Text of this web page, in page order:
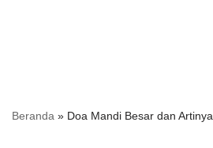
Beranda » Doa Mandi Besar dan Artinya